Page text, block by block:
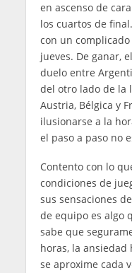
en ascenso de
los cuartos de
con un
jueves. De ganar,
duelo entre
del otro lado de la
Austria, Bélgica y
ilusionarse a la
el paso a paso no
Contento con lo
condiciones de
sus sensaciones
de equipo es algo
sabe que
horas, la ansiedad
se aproxime cada